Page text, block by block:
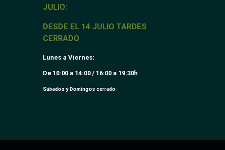
JULIO:
DESDE EL 14 JULIO TARDES
CERRADO
Lunes a Viernes:
De 10:00 a 14:00 / 16:00 a 19:30h
Sábados y Domingos cerrado